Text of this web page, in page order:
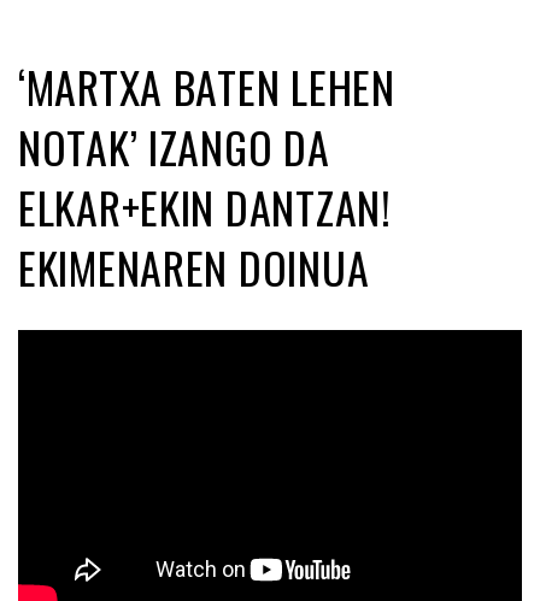
‘MARTXA BATEN LEHEN
NOTAK’ IZANGO DA
ELKAR+EKIN DANTZAN!
EKIMENAREN DOINUA